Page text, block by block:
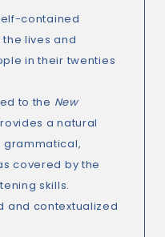
contained
lives and
in their twenties
to the New
a natural
grammatical,
covered by the
skills.
and contextualized